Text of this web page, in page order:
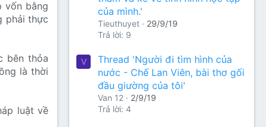
vốn bằng
phải thực
bên thỏa
là thời
luật về
của mình.'
Tieuthuyet
29/9/19
Trả lời: 9
V
Thread 'Người đi tìm hình của
nước - Chế Lan Viên, bài thơ gối
đầu giường của tôi'
Van 12
2/9/19
Trả lời: 4